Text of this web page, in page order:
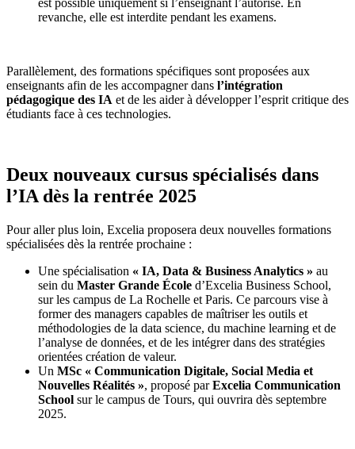
est possible uniquement si l’enseignant l’autorise. En
revanche, elle est interdite pendant les examens.
Parallèlement, des formations spécifiques sont proposées aux
enseignants afin de les accompagner dans l’intégration
pédagogique des IA et de les aider à développer l’esprit critique des
étudiants face à ces technologies.
Deux nouveaux cursus spécialisés dans
l’IA dès la rentrée 2025
Pour aller plus loin, Excelia proposera deux nouvelles formations
spécialisées dès la rentrée prochaine :
Une spécialisation « IA, Data & Business Analytics » au
sein du Master Grande École d’Excelia Business School,
sur les campus de La Rochelle et Paris. Ce parcours vise à
former des managers capables de maîtriser les outils et
méthodologies de la data science, du machine learning et de
l’analyse de données, et de les intégrer dans des stratégies
orientées création de valeur.
Un MSc « Communication Digitale, Social Media et
Nouvelles Réalités », proposé parExcelia Communication
School sur le campus de Tours, qui ouvrira dès septembre
2025.